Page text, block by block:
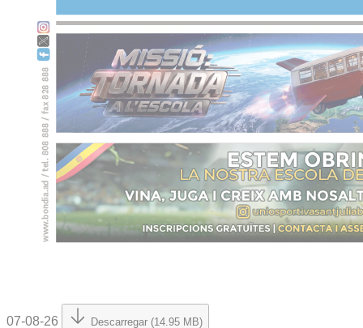
07-08-26 Descarregar (14.95 MB)